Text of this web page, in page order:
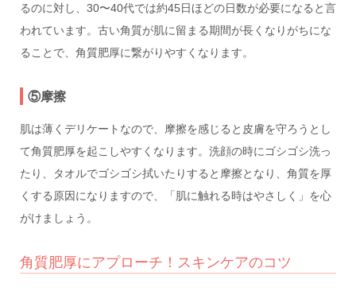
るのに対し、30〜40代では約45日ほどの日数が必要になると言
われています。古い角質が肌に留まる期間が長くなりがちにな
ることで、角質肥厚に繋がりやすくなります。
⑤摩擦
肌は薄くデリケートなので、摩擦を感じると皮膚を守ろうとし
て角質肥厚を起こしやすくなります。洗顔の時にゴシゴシ洗っ
たり、タオルでゴシゴシ拭いたりすると摩擦となり、角質を厚
くする原因になりますので、「肌に触れる時はやさしく」を心
がけましょう。
角質肥厚にアプローチ！スキンケアのコツ